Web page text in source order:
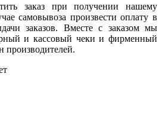
заказ при получении нашему
самовывоза произвести оплату в
заказов. Вместе с заказом мы
и кассовый чеки и фирменный
производителей.